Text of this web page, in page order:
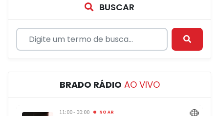
BUSCAR
BRADO RÁDIO AO VIVO